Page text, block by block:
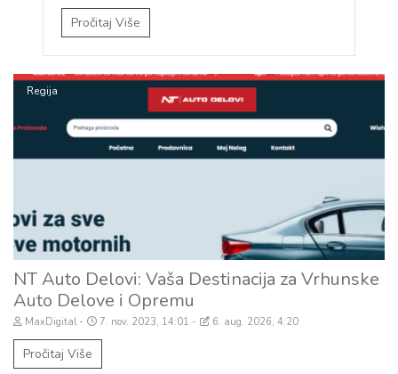
Pročitaj Više
Regija
NT Auto Delovi: Vaša Destinacija za Vrhunske
Auto Delove i Opremu
MaxDigital 7. nov. 2023, 14:01 6. aug. 2026, 4:20
Pročitaj Više